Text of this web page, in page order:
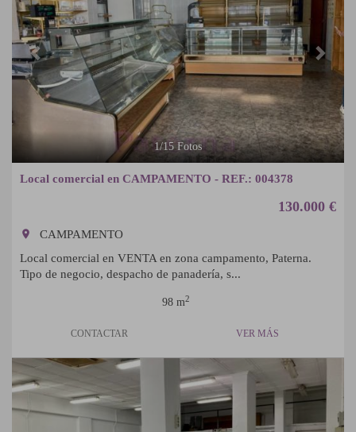
1/15Fotos
Local comercial en CAMPAMENTO - REF.: 004378
130.000 €
room
CAMPAMENTO
Local comercial en VENTA en zona campamento, Paterna.
Tipo de negocio, despacho de panadería, s...
98 m2
CONTACTAR VER MÁS
Previous